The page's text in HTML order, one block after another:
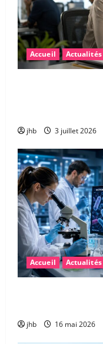
Accueil Actualités
jhb 3 juillet 2026
Accueil Actualités
jhb 16 mai 2026